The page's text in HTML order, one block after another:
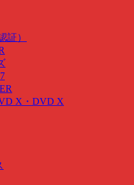
証）
X・DVD X